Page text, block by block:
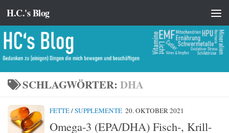
Zum Inhalt springen
H.C.'s Blog
SCHLAGWÖRTER: DHA
FETTE/SUPPLEMENTE 20. OKTOBER 2021
Omega-3 (EPA/DHA) Fisch-, Krill-